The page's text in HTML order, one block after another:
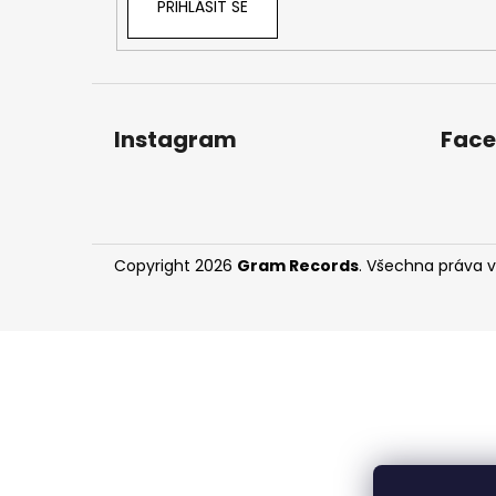
PŘIHLÁSIT SE
Instagram
Copyright 2026 Gram Records. Všechna práva